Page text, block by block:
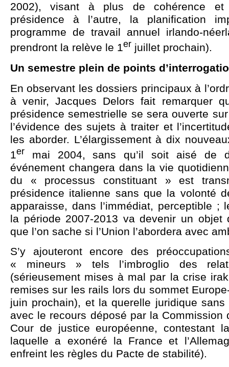
2002), visant à plus de cohérence et
présidence à l’autre, la planification
programme de travail annuel irlando-
prendront la relève le 1er juillet prochain).
Un semestre plein de points
En observant les dossiers principaux à
à venir, Jacques Delors fait remarquer
présidence semestrielle se sera ouverte
l’évidence des sujets à traiter et
les aborder. L’élargissement à dix
1er mai 2004, sans qu’il soit aisé de
événement changera dans la vie
du « processus constituant » est
présidence italienne sans que la volonté
apparaisse, dans l’immédiat, perceptible ;
la période 2007-2013 va devenir un objet
que l’on sache si l’Union l’abordera avec
S’y ajouteront encore des
« mineurs » tels l’imbroglio des
(sérieusement mises à mal par la crise
remises sur les rails lors du sommet
juin prochain), et la querelle juridique sans
avec le recours déposé par la Commission
Cour de justice européenne, contestant
laquelle a exonéré la France et
enfreint les règles du Pacte de stabilité).